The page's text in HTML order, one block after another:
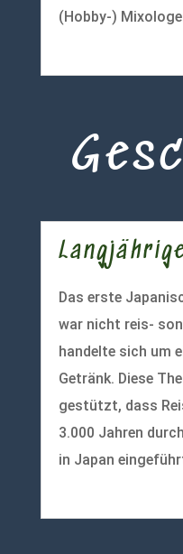
(Hobby-)
Das erste
war nicht reis-
handelte sich um
Getränk. Diese
gestützt, dass
3.000 Jahren
in Japan